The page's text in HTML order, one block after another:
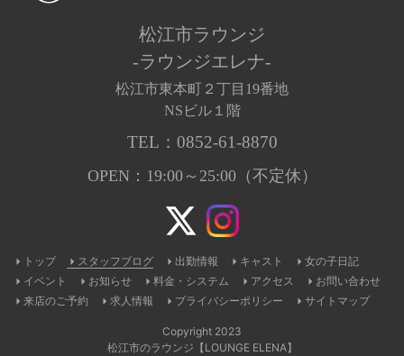
松江市ラウンジ
-ラウンジエレナ-
松江市東本町２丁目19番地
NSビル１階
TEL： 0852-61-8870
OPEN：19:00～25:00（不定休）
トップ スタッフブログ 出勤情報 キャスト
女の子日記
イベント
お知らせ 料金・システム アクセス
お問い合わせ
来店のご予約
求人情報 プライバシーポリシー サイトマップ
Copyright 2023
松江市のラウンジ【LOUNGE ELENA】